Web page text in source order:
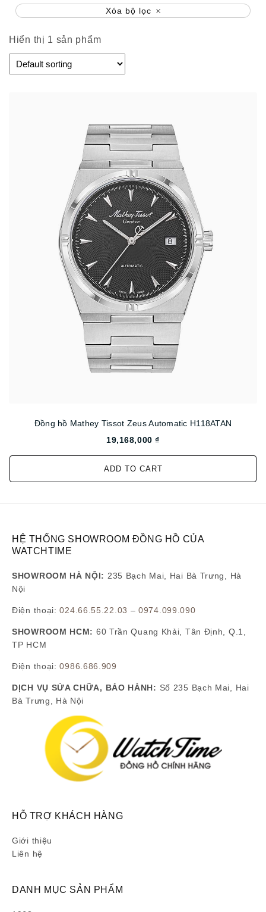
Xóa bộ lọc
Hiển thị 1 sản phẩm
Đồng hồ Mathey Tissot Zeus Automatic H118ATAN
19,168,000 ₫
ADD TO CART
HỆ THỐNG SHOWROOM ĐỒNG HỒ CỦA
WATCHTIME
SHOWROOM HÀ NỘI: 235 Bạch Mai, Hai Bà Trưng, Hà
Nội
Điện thoại:024.66.55.22.03 –0974.099.090
SHOWROOM HCM: 60 Trần Quang Khải, Tân Định, Q.1,
TP HCM
Điện thoại:0986.686.909
DỊCH VỤ SỬA CHỮA, BẢO HÀNH: Số 235 Bạch Mai, Hai
Bà Trưng, Hà Nội
HỖ TRỢ KHÁCH HÀNG
Giới thiệu
Liên hệ
DANH MỤC SẢN PHẨM